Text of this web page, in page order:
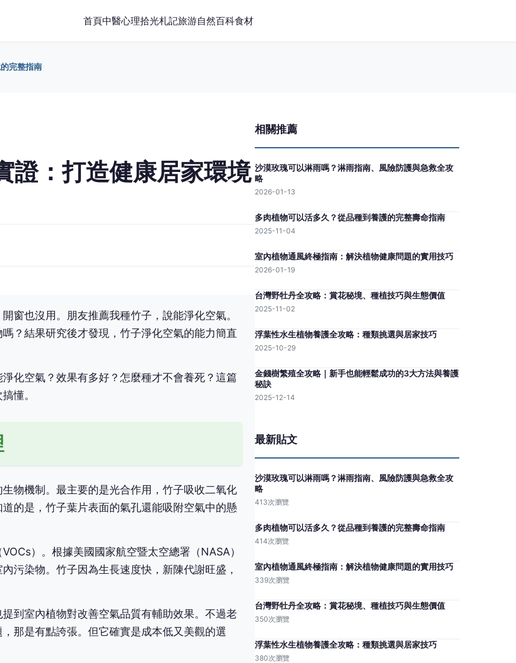
首頁中醫心理拾光札記旅游自然百科食材
完整指南
證：打造健康居家環境
窗也沒用。朋友推薦我種竹子，說能淨化空氣。
？結果研究後才發現，竹子淨化空氣的能力簡直
化空氣？效果有多好？怎麼種才不會養死？這篇
懂。
物機制。最主要的是光合作用，竹子吸收二氧化
的是，竹子葉片表面的氣孔還能吸附空氣中的懸
）。根據美國國家航空暨太空總署（NASA）
污染物。竹子因為生長速度快，新陳代謝旺盛，
到室內植物對改善空氣品質有輔助效果。不過老
那是有點誇張。但它確實是成本低又美觀的選
相關推薦
沙漠玫瑰可以淋雨嗎？淋雨指南、風險防護與急救全攻
略
2026-01-13
多肉植物可以活多久？從品種到養護的完整壽命指南
2025-11-04
室內植物通風終極指南：解決植物健康問題的實用技巧
2026-01-19
台灣野牡丹全攻略：賞花秘境、種植技巧與生態價值
2025-11-02
浮葉性水生植物養護全攻略：種類挑選與居家技巧
2025-10-29
金錢樹繁殖全攻略｜新手也能輕鬆成功的3大方法與養護
秘訣
2025-12-14
最新貼文
沙漠玫瑰可以淋雨嗎？淋雨指南、風險防護與急救全攻
略
413次瀏覽
多肉植物可以活多久？從品種到養護的完整壽命指南
414次瀏覽
室內植物通風終極指南：解決植物健康問題的實用技巧
339次瀏覽
台灣野牡丹全攻略：賞花秘境、種植技巧與生態價值
350次瀏覽
浮葉性水生植物養護全攻略：種類挑選與居家技巧
380次瀏覽